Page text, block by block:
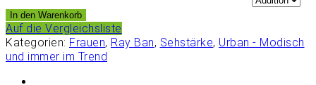
In den Warenkorb
Auf die Vergleichsliste
Kategorien: Frauen, Ray Ban, Sehstärke, Urban - Modisch
und immer im Trend